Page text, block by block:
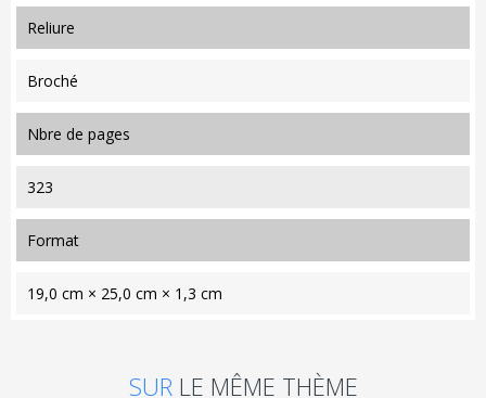
reliure
Broché
nbre de pages
323
format
19,0 cm × 25,0 cm × 1,3 cm
SUR LE MÊME THÈME